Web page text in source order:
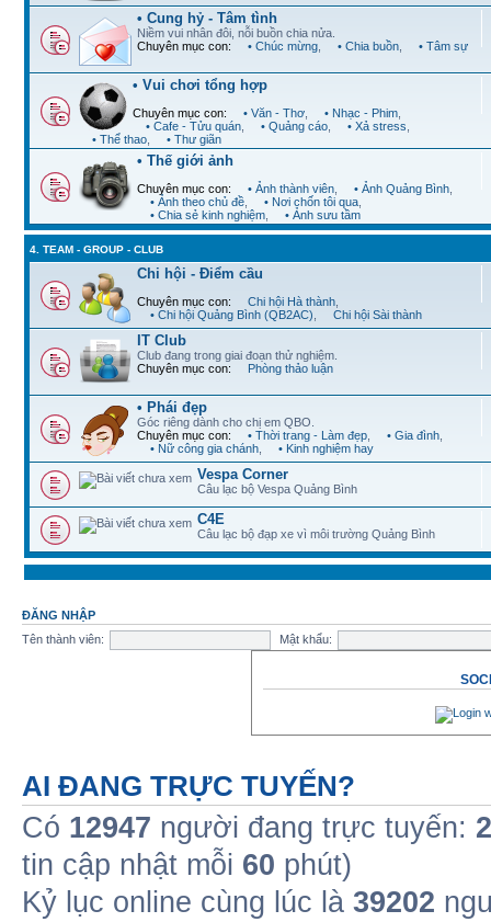
• Cung hỷ - Tâm tình
Niềm vui nhân đôi, nỗi buồn chia nửa.
Chuyên mục con:
• Chúc mừng • Chia buồn • Tâm sự
• Vui chơi tổng hợp
Chuyên mục con: • Văn - Thơ • Nhạc - Phim
• Cafe - Tửu quán
• Quảng cáo • Xả stress
• Thể thao
• Thư giãn
• Thế giới ảnh
Chuyên mục con: • Ảnh thành viên • Ảnh Quảng Bình
• Ảnh theo chủ đề
• Nơi chốn tôi qua
• Chia sẻ kinh nghiệm
• Ảnh sưu tầm
4. TEAM - GROUP - CLUB
Chi hội - Điểm cầu
Chuyên mục con: Chi hội Hà thành
• Chi hội Quảng Bình (QB2AC)
Chi hội Sài thành
IT Club
Club đang trong giai đoạn thử nghiệm.
Chuyên mục con:
Phòng thảo luận
• Phái đẹp
Góc riêng dành cho chị em QBO.
Chuyên mục con:
• Thời trang - Làm đẹp • Gia đình
• Nữ công gia chánh
• Kinh nghiệm hay
Vespa Corner
Câu lạc bộ Vespa Quảng Bình
C4E
Câu lạc bộ đạp xe vì môi trường Quảng Bình
ĐĂNG NHẬP
Tên thành viên:
Mật khẩu:
AI ĐANG TRỰC TUYẾN?
Có 12947 người đang trực tuyến: 2
tin cập nhật mỗi 60 phút)
Kỷ lục online cùng lúc là 39202